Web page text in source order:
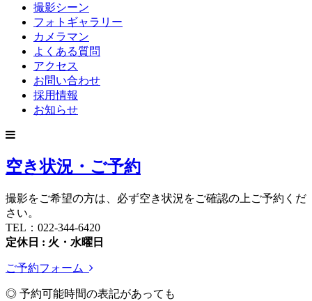
撮影シーン
フォトギャラリー
カメラマン
よくある質問
アクセス
お問い合わせ
採用情報
お知らせ
空き状況・ご予約
撮影をご希望の方は、必ず空き状況をご確認の上ご予約くだ
さい。
TEL：022-344-6420
定休日 : 火・水曜日
ご予約フォーム
◎ 予約可能時間の表記があっても